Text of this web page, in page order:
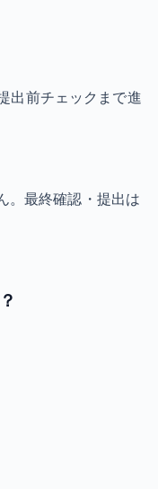
出前チェックまで進
。最終確認・提出は